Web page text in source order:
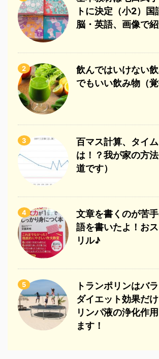
トに決定（小2）国
脳・英語、画像で
2
飲んではいけない
でもいい飲み物（覚
3
百マス計算、タイ
は！？我が家の方
道です）
4
文章を書くのが苦
語を書いたよ！お
リル♪
5
トランポリンはバ
ダイエット効果だけ
リンパ液の浄化作
ます！